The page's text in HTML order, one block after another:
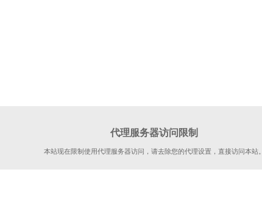
代理服务器访问限制
本站现在限制使用代理服务器访问，请去除您的代理设置，直接访问本站。